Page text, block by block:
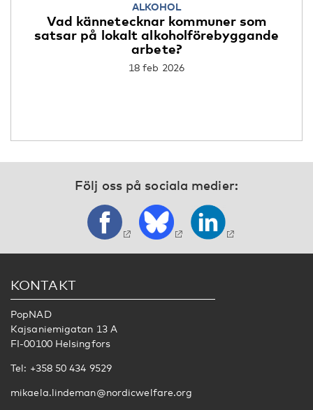
ALKOHOL
Vad kännetecknar kommuner som
satsar på lokalt alkoholförebyggande
arbete?
18 feb 2026
Följ oss på sociala medier:
KONTAKT
PopNAD
Kajsaniemigatan 13 A
FI-00100 Helsingfors
Tel: +358 50 434 9529
mikaela.lindeman@nordicwelfare.org